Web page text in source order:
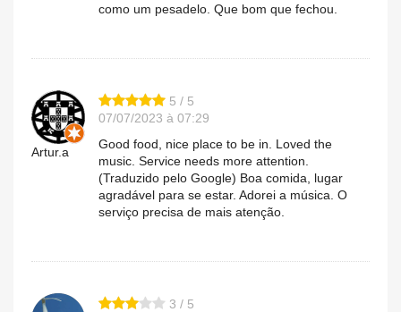
como um pesadelo. Que bom que fechou.
Artur.a
5 / 5
07/07/2023 à 07:29
Good food, nice place to be in. Loved the
music. Service needs more attention.
(Traduzido pelo Google) Boa comida, lugar
agradável para se estar. Adorei a música. O
serviço precisa de mais atenção.
3 / 5